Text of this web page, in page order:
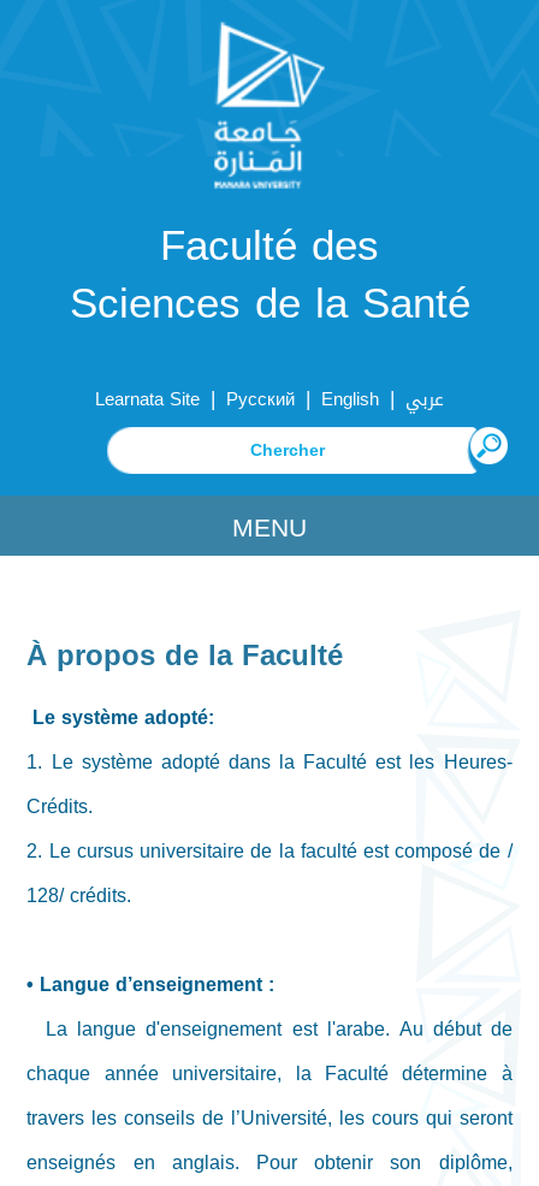
Faculté des
Sciences de la Santé
Learnata Site | Русский | English | عربي
MENU
À propos de la Faculté
Le système adopté:
1. Le système adopté dans la Faculté est les Heures-
Crédits.
2. Le cursus universitaire de la faculté est composé de /
128/ crédits.
• Langue d’enseignement :
La langue d'enseignement est l'arabe. Au début de
chaque année universitaire, la Faculté détermine à
travers les conseils de l’Université, les cours qui seront
enseignés en anglais. Pour obtenir son diplôme,